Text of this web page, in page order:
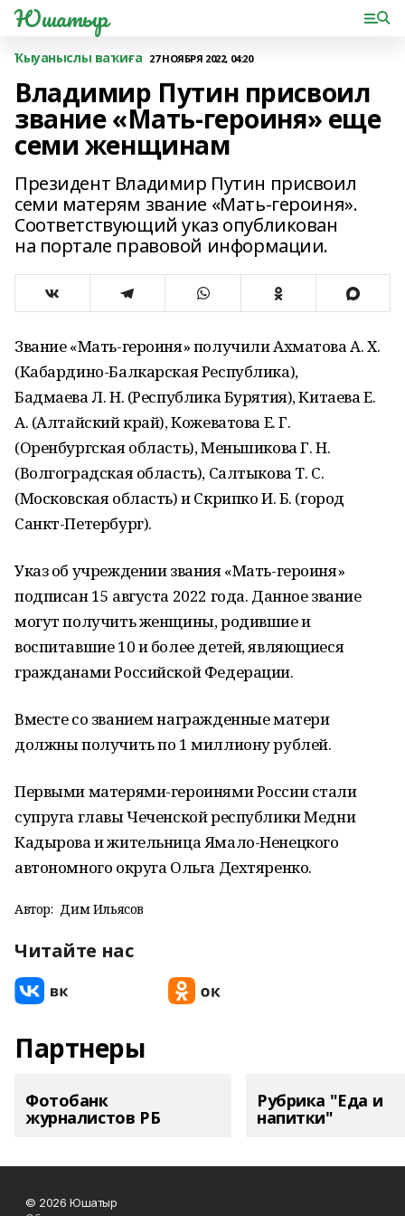
Юшатыр
Ҡыуаныслы ваҡиға 27 НОЯБРЯ 2022, 04:20
Владимир Путин присвоил
звание «Мать-героиня» еще
семи женщинам
Президент Владимир Путин присвоил
семи матерям звание «Мать-героиня».
Соответствующий указ опубликован
на портале правовой информации.
Звание «Мать-героиня» получили Ахматова А. Х.
(Кабардино-Балкарская Республика),
Бадмаева Л. Н. (Республика Бурятия), Китаева Е.
А. (Алтайский край), Кожеватова Е. Г.
(Оренбургская область), Меньшикова Г. Н.
(Волгоградская область), Салтыкова Т. С.
(Московская область) и Скрипко И. Б. (город
Санкт-Петербург).
Указ об учреждении звания «Мать-героиня»
подписан 15 августа 2022 года. Данное звание
могут получить женщины, родившие и
воспитавшие 10 и более детей, являющиеся
гражданами Российской Федерации.
Вместе со званием награжденные матери
должны получить по 1 миллиону рублей.
Первыми матерями-героинями России стали
супруга главы Чеченской республики Медни
Кадырова и жительница Ямало-Ненецкого
автономного округа Ольга Дехтяренко.
Автор: Дим Ильясов
Читайте нас
Партнеры
Фотобанк
журналистов РБ
Рубрика "Еда и
напитки"
© 2026 Юшатыр